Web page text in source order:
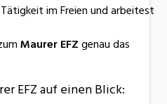
im Freien und arbeitest
Maurer EFZgenau das
EFZ auf einen Blick: